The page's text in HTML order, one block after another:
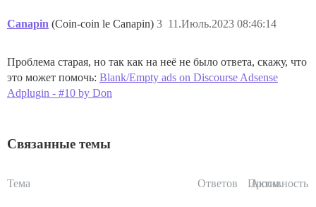
Canapin (Coin-coin le Canapin) 11.Июль.2023 08:46:14
3
Проблема старая, но так как на неё не было ответа, скажу, что
это может помочь: Blank/Empty ads on Discourse Adsense
Adplugin - #10 by Don
Связанные темы
Тема Ответов Просм.
Активность